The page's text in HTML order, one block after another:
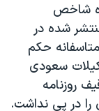
شاخص
شده در
حکم
سعودی
روزنامه
در پی نداشت.